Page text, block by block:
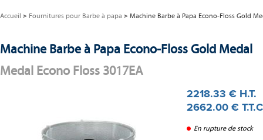
Accueil Fournitures pour Barbe à papa Machine Barbe à Papa Econo-Floss Gold
Machine Barbe à Papa Econo-Floss Gold Medal
Medal Econo Floss 3017EA
2218.33 € H.T.
2662.00 €
En rupture de stock